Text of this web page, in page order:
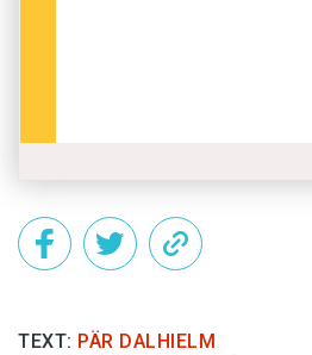
TEXT: PÄR DALHIELM